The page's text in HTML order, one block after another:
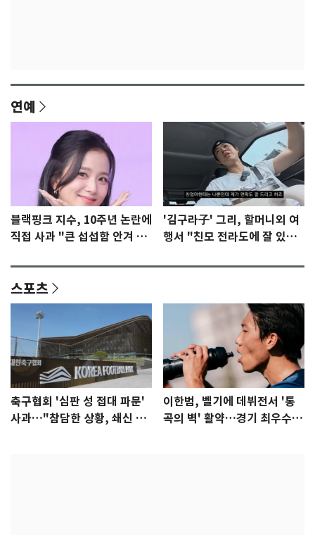
연예
블랙핑크 지수, 10주년 논란에
직접 사과 "큰 섭섭함 안겨 미
'김구라子' 그리, 할머니외 여
행서 "친모 전라도에 잘 있
스포츠
축구협회 '심판 성 접대 파문'
사과…"참담한 상황, 쇄신 약
이한범, 벨기에 데뷔전서 '통
곡의 벽' 활약…경기 최우수선